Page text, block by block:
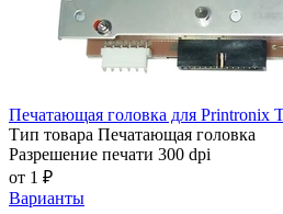
Печатающая головка для Printronix
Тип товара Печатающая головка
Разрешение печати 300 dpi
от 1 ₽
Варианты